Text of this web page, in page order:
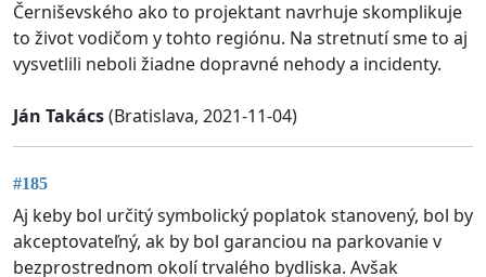
Černiševského ako to projektant navrhuje skomplikuje
to život vodičom y tohto regiónu. Na stretnutí sme to aj
vysvetlili neboli žiadne dopravné nehody a incidenty.
Ján Takács(Bratislava, 2021-11-04)
#185
Aj keby bol určitý symbolický poplatok stanovený, bol by
akceptovateľný, ak by bol garanciou na parkovanie v
bezprostrednom okolí trvalého bydliska. Avšak